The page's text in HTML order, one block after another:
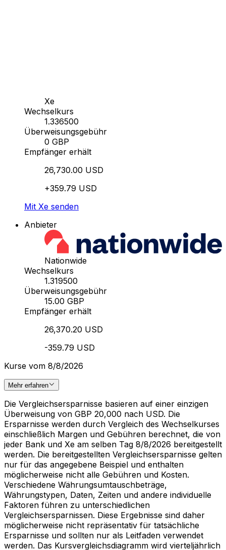
Xe
Wechselkurs
1.336500
Überweisungsgebühr
0 GBP
Empfänger erhält
26,730.00 USD
+359.79 USD
Mit Xe senden
Anbieter
Nationwide
Wechselkurs
1.319500
Überweisungsgebühr
15.00 GBP
Empfänger erhält
26,370.20 USD
-359.79 USD
Kurse vom 8/8/2026
Mehr erfahren
Die Vergleichsersparnisse basieren auf einer einzigen
Überweisung von GBP 20,000 nach USD. Die
Ersparnisse werden durch Vergleich des Wechselkurses
einschließlich Margen und Gebühren berechnet, die von
jeder Bank und Xe am selben Tag 8/8/2026 bereitgestellt
werden. Die bereitgestellten Vergleichsersparnisse gelten
nur für das angegebene Beispiel und enthalten
möglicherweise nicht alle Gebühren und Kosten.
Verschiedene Währungsumtauschbeträge,
Währungstypen, Daten, Zeiten und andere individuelle
Faktoren führen zu unterschiedlichen
Vergleichsersparnissen. Diese Ergebnisse sind daher
möglicherweise nicht repräsentativ für tatsächliche
Ersparnisse und sollten nur als Leitfaden verwendet
werden. Das Kursvergleichsdiagramm wird vierteljährlich